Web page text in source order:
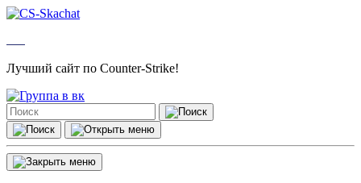
Лучший сайт по Counter-Strike!